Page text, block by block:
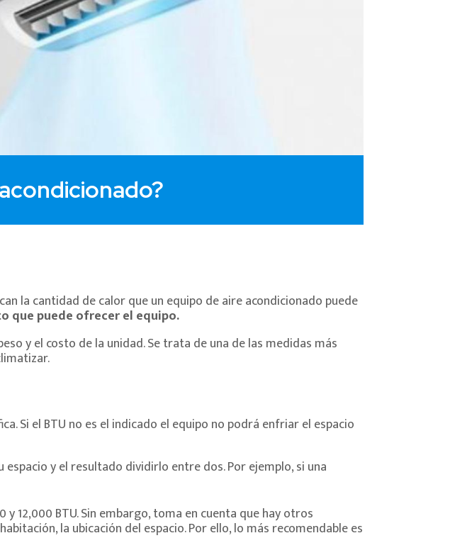
la cantidad de calor que un equipo de aire acondicionado puede
que puede ofrecer el equipo.
y el costo de la unidad. Se trata de una de las medidas más
Si el BTU no es el indicado el equipo no podrá enfriar el espacio
y el resultado dividirlo entre dos. Por ejemplo, si una
12,000 BTU. Sin embargo, toma en cuenta que hay otros
la ubicación del espacio. Por ello, lo más recomendable es